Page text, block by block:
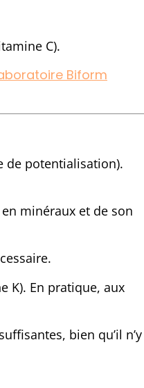
C).
Biform
de potentialisation).
minéraux et de son
K). En pratique, aux
bien qu’il n’y